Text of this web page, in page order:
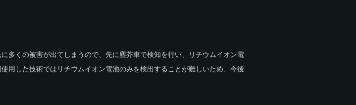
多くの被害が出てしまうので、先に塵芥車で検知を行い、リチウムイオン電
用した技術ではリチウムイオン電池のみを検出することが難しいため、今後